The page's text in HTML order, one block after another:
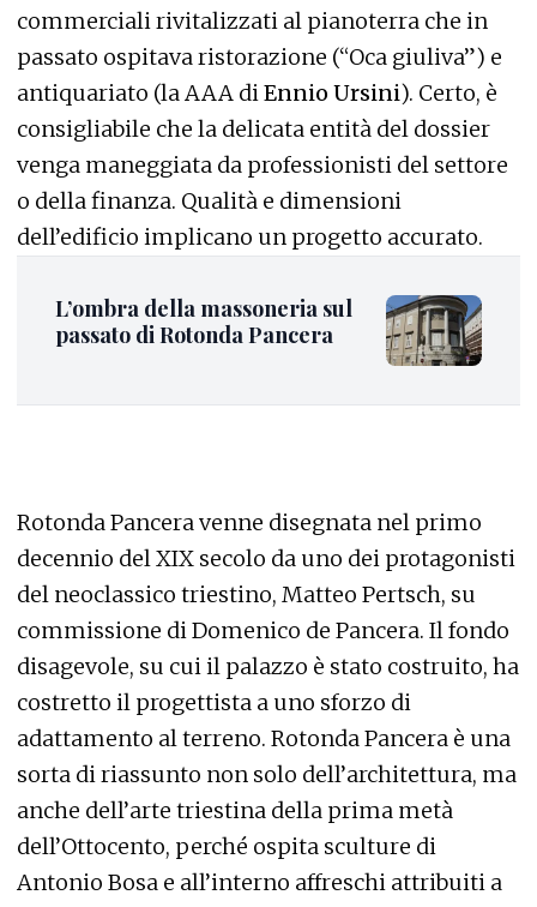
commerciali rivitalizzati al pianoterra che in
passato ospitava ristorazione (“Oca giuliva”) e
antiquariato (la AAA di Ennio Ursini). Certo, è
consigliabile che la delicata entità del dossier
venga maneggiata da professionisti del settore
o della finanza. Qualità e dimensioni
dell’edificio implicano un progetto accurato.
L’ombra della massoneria sul
passato di Rotonda Pancera
Rotonda Pancera venne disegnata nel primo
decennio del XIX secolo da uno dei protagonisti
del neoclassico triestino, Matteo Pertsch, su
commissione di Domenico de Pancera. Il fondo
disagevole, su cui il palazzo è stato costruito, ha
costretto il progettista a uno sforzo di
adattamento al terreno. Rotonda Pancera è una
sorta di riassunto non solo dell’architettura, ma
anche dell’arte triestina della prima metà
dell’Ottocento, perché ospita sculture di
Antonio Bosa e all’interno affreschi attribuiti a